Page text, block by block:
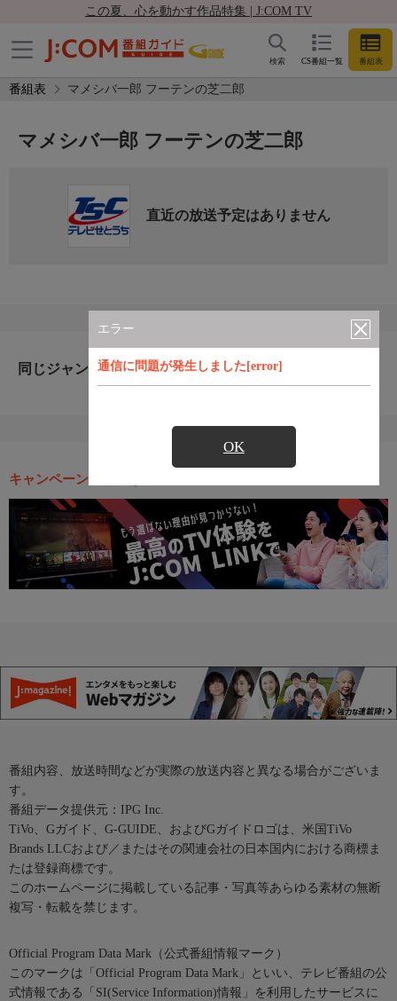
この夏、心を動かす作品特集 | J:COM TV
CS番組一覧 番組表
検索
番組表 マメシバ一郎 フーテンの芝二郎
エラー
通信に問題が発生しました[error]
OK
マメシバ一郎 フーテンの芝二郎
直近の放送予定はありません
同じジャンルのおすすめ番組
キャンペーン・お得な情報
番組内容、放送時間などが実際の放送内容と異なる場合がございま
す。
番組データ提供元：IPG Inc.
TiVo、Gガイド、G-GUIDE、およびGガイドロゴは、米国TiVo
Brands LLCおよび／またはその関連会社の日本国内における商標ま
たは登録商標です。
このホームページに掲載している記事・写真等あらゆる素材の無断
複写・転載を禁じます。
Official Program Data Mark（公式番組情報マーク）
このマークは「Official Program Data Mark」といい、テレビ番組の公
式情報である「SI(Service Information)情報」を利用したサービスに